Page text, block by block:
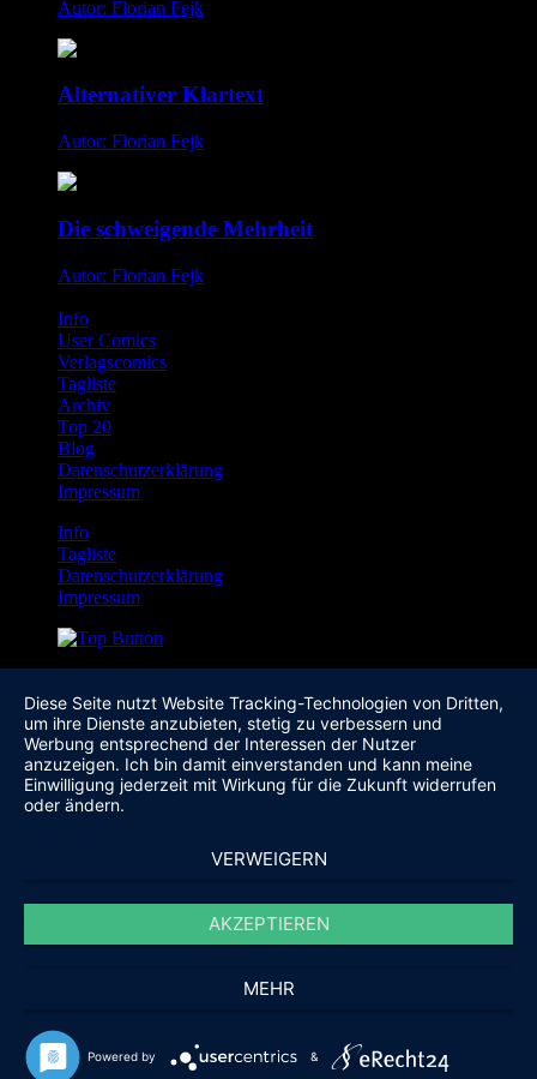
Autor: Florian Fejk
Alternativer Klartext
Autor: Florian Fejk
Die schweigende Mehrheit
Autor: Florian Fejk
Info
User Comics
Verlagscomics
Tagliste
Archiv
Top 20
Blog
Datenschutzerklärung
Impressum
Info
Tagliste
Datenschutzerklärung
Impressum
Diese Seite nutzt Website Tracking-Technologien von Dritten,
um ihre Dienste anzubieten, stetig zu verbessern und
Werbung entsprechend der Interessen der Nutzer
anzuzeigen. Ich bin damit einverstanden und kann meine
Einwilligung jederzeit mit Wirkung für die Zukunft widerrufen
oder ändern.
VERWEIGERN
AKZEPTIEREN
MEHR
Powered by &